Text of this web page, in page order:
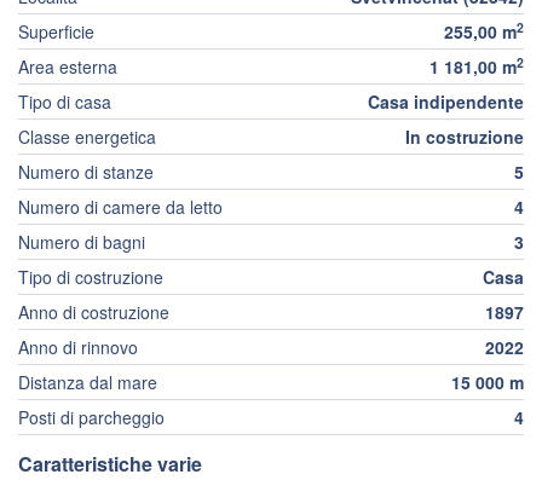
Superficie
255,00 m2
Area esterna 1 181,00 m2
Tipo di casa
Casa indipendente
Classe energetica
In costruzione
Numero di stanze
5
Numero di camere da letto
4
Numero di bagni
3
Tipo di costruzione
Casa
Anno di costruzione
1897
Anno di rinnovo
2022
Distanza dal mare
15 000 m
Posti di parcheggio
4
Caratteristiche varie